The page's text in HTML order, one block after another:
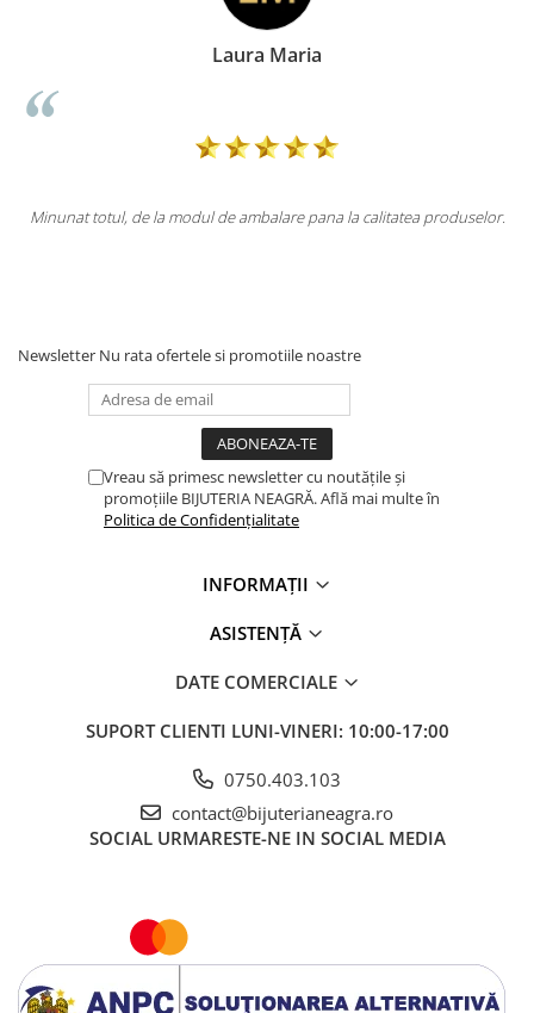
de ambalare pana la calitatea produselor.
Totul la superlativ!
Newsletter Nu rata ofertele si promotiile noastre
Vreau să primesc newsletter cu noutățile și
promoțiile BIJUTERIA NEAGRĂ. Află mai multe în
Politica de Confidențialitate
INFORMAȚII
ASISTENȚĂ
DATE COMERCIALE
SUPORT CLIENTI LUNI-VINERI: 10:00-17:00
0750.403.103
contact@bijuterianeagra.ro
SOCIAL URMARESTE-NE IN SOCIAL MEDIA